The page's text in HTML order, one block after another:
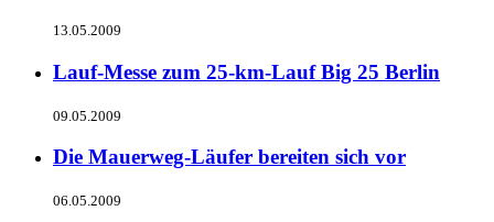
13.05.2009
Lauf-Messe zum 25-km-Lauf Big 25 Berlin
09.05.2009
Die Mauerweg-Läufer bereiten sich vor
06.05.2009